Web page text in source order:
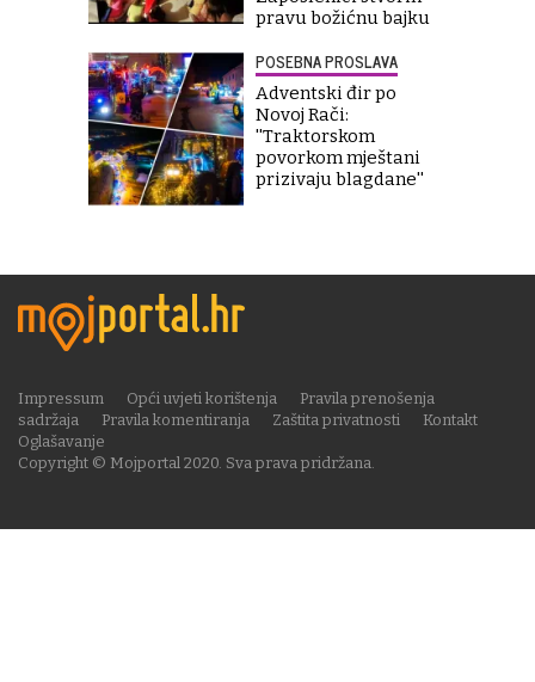
pravu božićnu bajku
POSEBNA PROSLAVA
Adventski đir po
Novoj Rači:
''Traktorskom
povorkom mještani
prizivaju blagdane''
Copyright © Mojportal 2020. Sva prava pridržana.
Impressum Opći uvjeti korištenja
Pravila prenošenja
sadržaja
Pravila komentiranja Zaštita privatnosti
Kontakt
Oglašavanje